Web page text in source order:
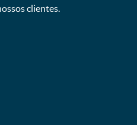
clientes.